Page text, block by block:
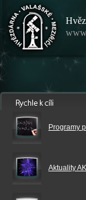
Programy
Aktuality AK